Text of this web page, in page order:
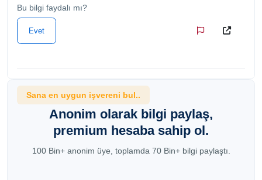
Bu bilgi faydalı mı?
Evet
Sana en uygun işvereni bul..
Anonim olarak bilgi paylaş,
premium hesaba sahip ol.
100 Bin+ anonim üye, toplamda 70 Bin+ bilgi paylaştı.